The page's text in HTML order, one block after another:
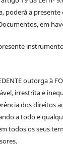
poderá a presente
em
outorga à
irrestrita e
dos direitos
a todo e
todos os seus